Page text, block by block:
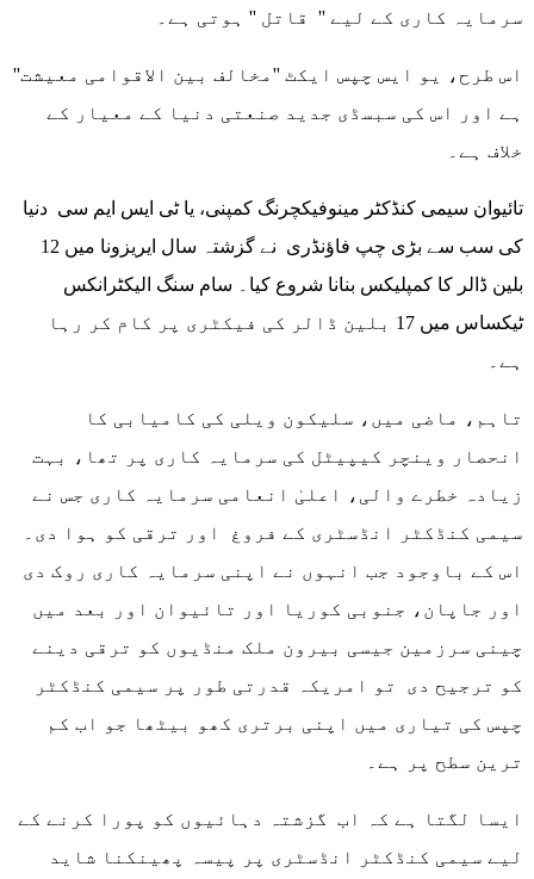
سرمایہ کاری کے لیے '' قاتل '' ہوتی ہے۔
اس طرح، یو ایس چپس ایکٹ ''مخالف بین الاقوامی معیشت''
ہے اور اس کی سبسڈی جدید صنعتی دنیا کے معیار کے
خلاف ہے۔
تائیوان سیمی کنڈکٹر مینوفیکچرنگ کمپنی، یا ٹی ایس ایم سی دنیا
کی سب سے بڑی چپ فاؤنڈری نے گزشتہ سال ایریزونا میں 12
بلین ڈالر کا کمپلیکس بنانا شروع کیا۔ سام سنگ الیکٹرانکس
ٹیکساس میں 17 بلین ڈالر کی فیکٹری پر کام کر رہا
ہے۔
تاہم، ماضی میں، سلیکون ویلی کی کامیابی کا
انحصار وینچر کیپیٹل کی سرمایہ کاری پر تھا، بہت
زیادہ خطرے والی، اعلیٰ انعامی سرمایہ کاری جس نے
سیمی کنڈکٹر انڈسٹری کے فروغ اور ترقی کو ہوا دی۔
اس کے باوجود جب انہوں نے اپنی سرمایہ کاری روک دی
اور جاپان، جنوبی کوریا اور تائیوان اور بعد میں
چینی سرزمین جیسی بیرون ملک منڈیوں کو ترقی دینے
کو ترجیح دی تو امریکہ قدرتی طور پر سیمی کنڈکٹر
چپس کی تیاری میں اپنی برتری کھو بیٹھا جو اب کم
ترین سطح پر ہے۔
ایسا لگتا ہے کہ اب گزشتہ دہائیوں کو پورا کرنے کے
لیے سیمی کنڈکٹر انڈسٹری پر پیسہ پھینکنا شاید